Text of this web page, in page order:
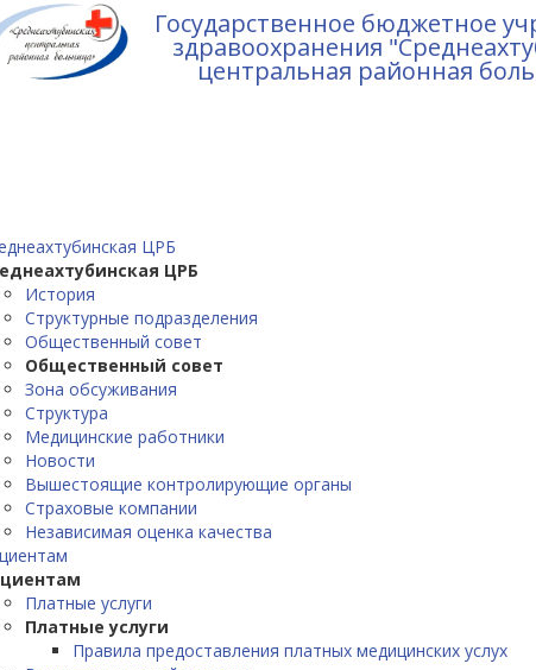
Государственное бюджетное
здравоохранения
центральная районная
ЦРБ
ЦРБ
История
Структурные подразделения
Общественный совет
Общественный совет
Зона обсуживания
Структура
Медицинские работники
Новости
Вышестоящие контролирующие органы
Страховые компании
Независимая оценка качества
Платные услуги
Платные услуги
Правила предоставления платных медицинских услух